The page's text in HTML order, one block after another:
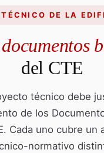
DE LA
del CTE
técnico debe
de los
Cada uno cubre un
normativo